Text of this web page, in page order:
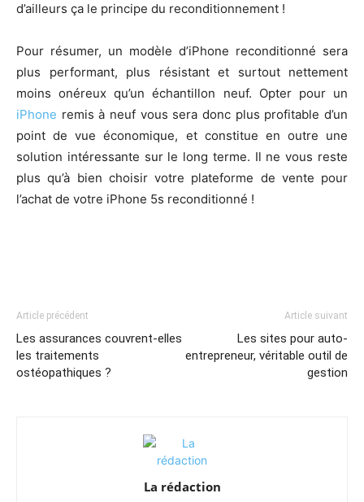
d’ailleurs ça le principe du reconditionnement !
Pour résumer, un modèle d’iPhone reconditionné sera
plus performant, plus résistant et surtout nettement
moins onéreux qu’un échantillon neuf. Opter pour un
iPhone remis à neuf vous sera donc plus profitable d’un
point de vue économique, et constitue en outre une
solution intéressante sur le long terme. Il ne vous reste
plus qu’à bien choisir votre plateforme de vente pour
l’achat de votre iPhone 5s reconditionné !
Article précédent
Les assurances couvrent-elles
les traitements
ostéopathiques ?
Article suivant
Les sites pour auto-
entrepreneur, véritable outil de
gestion
La rédaction